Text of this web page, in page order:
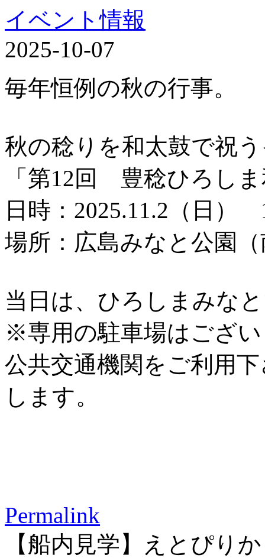
イベント情報
2025-10-07
毎年恒例の秋の行事。
秋の稔りを和太鼓で祝
「第12回 豊稔ひろし
日時：2025.11.2（日）
場所：広島みなと公園
当日は、ひろしまみな
※専用の駐車場はござ
公共交通機関をご利用
します。
Permalink
【船内見学】えとぴりか